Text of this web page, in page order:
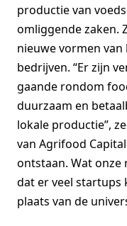
productie van
omliggende zaken.
nieuwe vormen
bedrijven. “Er zijn
gaande rondom
duurzaam en
lokale productie”,
van Agrifood
ontstaan. Wat onze
dat er veel startups
plaats van de